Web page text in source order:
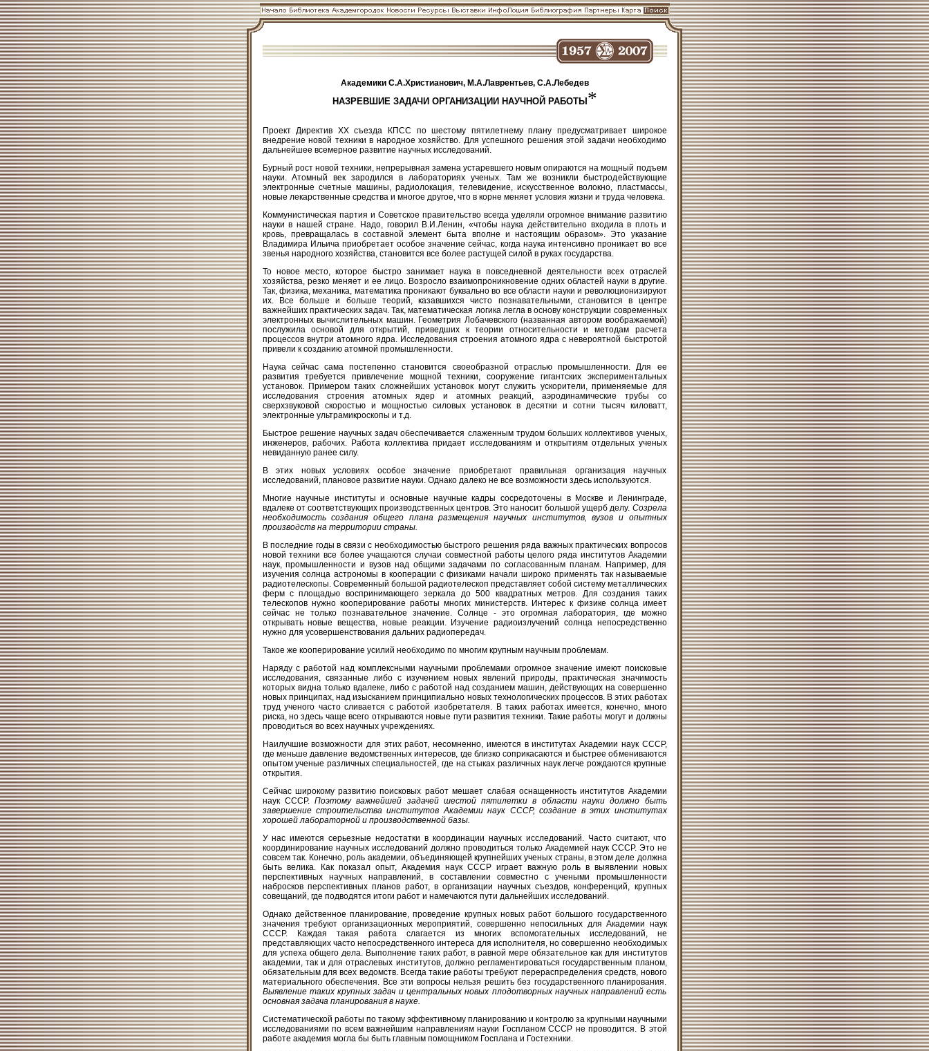
Академики С.А.Христианович, М.А.Лаврентьев, С.А.Лебедев
НАЗРЕВШИЕ ЗАДАЧИ ОРГАНИЗАЦИИ НАУЧНОЙ РАБОТЫ *
Проект Директив XX съезда КПСС по шестому пятилетнему плану предусматривает широкое
внедрение новой техники в народное хозяйство. Для успешного решения этой задачи необходимо
дальнейшее всемерное развитие научных исследований.
Бурный рост новой техники, непрерывная замена устаревшего новым опираются на мощный подъем
науки. Атомный век зародился в лабораториях ученых. Там же возникли быстродействующие
электронные счетные машины, радиолокация, телевидение, искусственное волокно, пластмассы,
новые лекарственные средства и многое другое, что в корне меняет условия жизни и труда человека.
Коммунистическая партия и Советское правительство всегда уделяли огромное внимание развитию
науки в нашей стране. Надо, говорил В.И.Ленин, «чтобы наука действительно входила в плоть и
кровь, превращалась в составной элемент быта вполне и настоящим образом». Это указание
Владимира Ильича приобретает особое значение сейчас, когда наука интенсивно проникает во все
звенья народного хозяйства, становится все более растущей силой в руках государства.
То новое место, которое быстро занимает наука в повседневной деятельности всех отраслей
хозяйства, резко меняет и ее лицо. Возросло взаимопроникновение одних областей науки в другие.
Так, физика, механика, математика проникают буквально во все области науки и революционизируют
их. Все больше и больше теорий, казавшихся чисто познавательными, становится в центре
важнейших практических задач. Так, математическая логика легла в основу конструкции современных
электронных вычислительных машин. Геометрия Лобачевского (названная автором воображаемой)
послужила основой для открытий, приведших к теории относительности и методам расчета
процессов внутри атомного ядра. Исследования строения атомного ядра с невероятной быстротой
привели к созданию атомной промышленности.
Наука сейчас сама постепенно становится своеобразной отраслью промышленности. Для ее
развития требуется привлечение мощной техники, сооружение гигантских экспериментальных
установок. Примером таких сложнейших установок могут служить ускорители, применяемые для
исследования строения атомных ядер и атомных реакций, аэродинамические трубы со
сверхзвуковой скоростью и мощностью силовых установок в десятки и сотни тысяч киловатт,
электронные ультрамикроскопы и т.д.
Быстрое решение научных задач обеспечивается слаженным трудом больших коллективов ученых,
инженеров, рабочих. Работа коллектива придает исследованиям и открытиям отдельных ученых
невиданную ранее силу.
В этих новых условиях особое значение приобретают правильная организация научных
исследований, плановое развитие науки. Однако далеко не все возможности здесь используются.
Многие научные институты и основные научные кадры сосредоточены в Москве и Ленинграде,
вдалеке от соответствующих производственных центров. Это наносит большой ущерб делу. Созрела
необходимость создания общего плана размещения научных институтов, вузов и опытных
производств на территории страны.
В последние годы в связи с необходимостью быстрого решения ряда важных практических вопросов
новой техники все более учащаются случаи совместной работы целого ряда институтов Академии
наук, промышленности и вузов над общими задачами по согласованным планам. Например, для
изучения солнца астрономы в кооперации с физиками начали широко применять так называемые
радиотелескопы. Современный большой радиотелескоп представляет собой систему металлических
ферм с площадью воспринимающего зеркала до 500 квадратных метров. Для создания таких
телескопов нужно кооперирование работы многих министерств. Интерес к физике солнца имеет
сейчас не только познавательное значение. Солнце - это огромная лаборатория, где можно
открывать новые вещества, новые реакции. Изучение радиоизлучений солнца непосредственно
нужно для усовершенствования дальних радиопередач.
Такое же кооперирование усилий необходимо по многим крупным научным проблемам.
Наряду с работой над комплексными научными проблемами огромное значение имеют поисковые
исследования, связанные либо с изучением новых явлений природы, практическая значимость
которых видна только вдалеке, либо с работой над созданием машин, действующих на совершенно
новых принципах, над изысканием принципиально новых технологических процессов. В этих работах
труд ученого часто сливается с работой изобретателя. В таких работах имеется, конечно, много
риска, но здесь чаще всего открываются новые пути развития техники. Такие работы могут и должны
проводиться во всех научных учреждениях.
Наилучшие возможности для этих работ, несомненно, имеются в институтах Академии наук СССР,
где меньше давление ведомственных интересов, где близко соприкасаются и быстрее обмениваются
опытом ученые различных специальностей, где на стыках различных наук легче рождаются крупные
открытия.
Сейчас широкому развитию поисковых работ мешает слабая оснащенность институтов Академии
наук СССР.Поэтому важнейшей задачей шестой пятилетки в области науки должно быть
завершение строительства институтов Академии наук СССР, создание в этих институтах
хорошей лабораторной и производственной базы.
У нас имеются серьезные недостатки в координации научных исследований. Часто считают, что
координирование научных исследований должно проводиться только Академией наук СССР. Это не
совсем так. Конечно, роль академии, объединяющей крупнейших ученых страны, в этом деле должна
быть велика. Как показал опыт, Академия наук СССР играет важную роль в выявлении новых
перспективных научных направлений, в составлении совместно с учеными промышленности
набросков перспективных планов работ, в организации научных съездов, конференций, крупных
совещаний, где подводятся итоги работ и намечаются пути дальнейших исследований.
Однако действенное планирование, проведение крупных новых работ большого государственного
значения требуют организационных мероприятий, совершенно непосильных для Академии наук
СССР. Каждая такая работа слагается из многих вспомогательных исследований, не
представляющих часто непосредственного интереса для исполнителя, но совершенно необходимых
для успеха общего дела. Выполнение таких работ, в равной мере обязательное как для институтов
академии, так и для отраслевых институтов, должно регламентироваться государственным планом,
обязательным для всех ведомств. Всегда такие работы требуют перераспределения средств, нового
материального обеспечения. Все эти вопросы нельзя решить без государственного планирования.
Выявление таких крупных задач и центральных новых плодотворных научных направлений есть
основная задача планирования в науке.
Систематической работы по такому эффективному планированию и контролю за крупными научными
исследованиями по всем важнейшим направлениям науки Госпланом СССР не проводится. В этой
работе академия могла бы быть главным помощником Госплана и Гостехники.